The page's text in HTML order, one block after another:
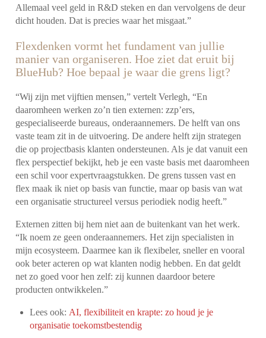
Allemaal veel geld in R&D steken en dan vervolgens de deur
dicht houden. Dat is precies waar het misgaat.”
Flexdenken vormt het fundament van jullie
manier van organiseren. Hoe ziet dat eruit bij
BlueHub? Hoe bepaal je waar die grens ligt?
“Wij zijn met vijftien mensen,” vertelt Verlegh, “En
daaromheen werken zo’n tien externen: zzp’ers,
gespecialiseerde bureaus, onderaannemers. De helft van ons
vaste team zit in de uitvoering. De andere helft zijn strategen
die op projectbasis klanten ondersteunen. Als je dat vanuit een
flex perspectief bekijkt, heb je een vaste basis met daaromheen
een schil voor expertvraagstukken. De grens tussen vast en
flex maak ik niet op basis van functie, maar op basis van wat
een organisatie structureel versus periodiek nodig heeft.”
Externen zitten bij hem niet aan de buitenkant van het werk.
“Ik noem ze geen onderaannemers. Het zijn specialisten in
mijn ecosysteem. Daarmee kan ik flexibeler, sneller en vooral
ook beter acteren op wat klanten nodig hebben. En dat geldt
net zo goed voor hen zelf: zij kunnen daardoor betere
producten ontwikkelen.”
Lees ook: AI, flexibiliteit en krapte: zo houd je je
organisatie toekomstbestendig